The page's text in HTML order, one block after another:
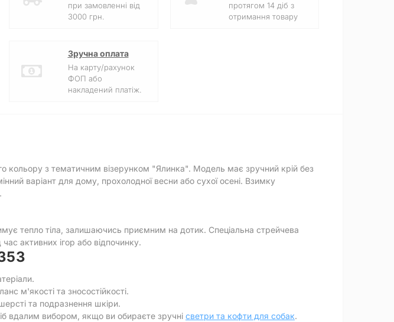
при замовленні від
3000 грн.
протягом 14 діб з
отримання товару
Зручна оплата
На карту/рахунок
ФОП або
накладений платіж.
кольору з тематичним візерунком "Ялинка". Модель має зручний крій без
варіант для дому, прохолодної весни або сухої осені. Взимку
.
тепло тіла, залишаючись приємним на дотик. Спеціальна стрейчева
активних ігор або відпочинку.
м'якості та зносостійкості.
та подразнення шкіри.
вдалим вибором, якщо ви обираєте зручні светри та кофти для собак.